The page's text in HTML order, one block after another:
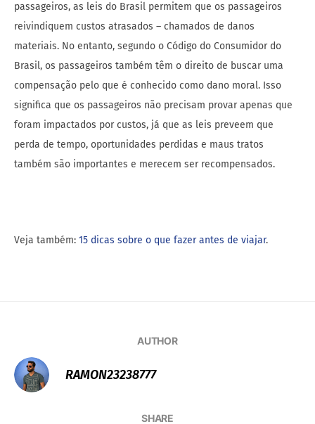
passageiros, as leis do Brasil permitem que os passageiros
reivindiquem custos atrasados – chamados de danos
materiais. No entanto, segundo o Código do Consumidor do
Brasil, os passageiros também têm o direito de buscar uma
compensação pelo que é conhecido como dano moral. Isso
significa que os passageiros não precisam provar apenas que
foram impactados por custos, já que as leis preveem que
perda de tempo, oportunidades perdidas e maus tratos
também são importantes e merecem ser recompensados.
Veja também: 15 dicas sobre o que fazer antes de viajar.
AUTHOR
RAMON23238777
SHARE